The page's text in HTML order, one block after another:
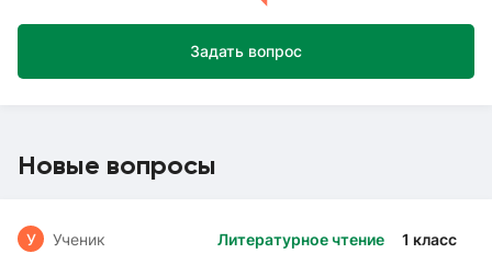
Задать вопрос
Новые вопросы
Литературное чтение 1 класс
У Ученик